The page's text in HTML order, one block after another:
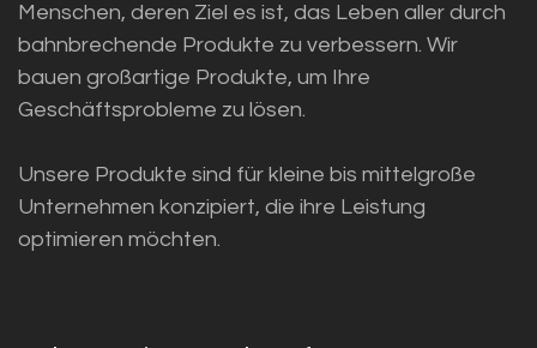
Menschen, deren Ziel es ist, das Leben aller durch
bahnbrechende Produkte zu verbessern. Wir
bauen großartige Produkte, um Ihre
Geschäftsprobleme zu lösen.
Unsere Produkte sind für kleine bis mittelgroße
Unternehmen konzipiert, die ihre Leistung
optimieren möchten.